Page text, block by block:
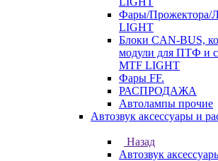
Фары/
LIGHT
Блоки CAN-BUS,
модули для ПТФ и
MTF LIGHT
Фары FF.
РАСПРОДАЖА
Автолампы прочие
Автозвук аксессуары и
Назад
Автозвук